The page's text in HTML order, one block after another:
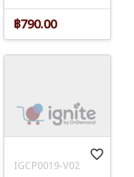
฿790.00
favorite_border
IGCP0019-V02